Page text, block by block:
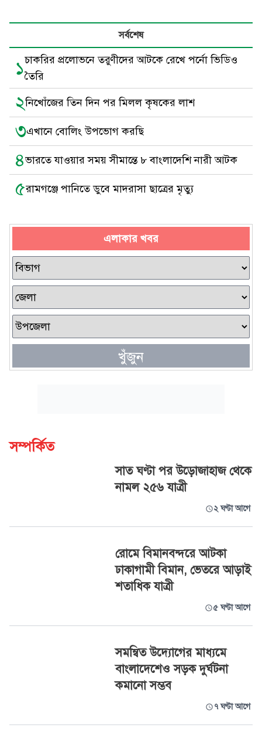
সর্বশেষ
১চাকরির প্রলোভনে তরুণীদের আটকে রেখে পর্নো ভিডিও
তৈরি
২নিখোঁজের তিন দিন পর মিলল কৃষকের লাশ
৩এখানে বোলিং উপভোগ করছি
৪ভারতে যাওয়ার সময় সীমান্তে ৮ বাংলাদেশি নারী আটক
৫রামগঞ্জে পানিতে ডুবে মাদরাসা ছাত্রের মৃত্যু
এলাকার খবর
খুঁজুন
সম্পর্কিত
সাত ঘণ্টা পর উড়োজাহাজ থেকে
নামল ২৫৬ যাত্রী
২ ঘণ্টা আগে
রোমে বিমানবন্দরে আটকা
ঢাকাগামী বিমান, ভেতরে আড়াই
শতাধিক যাত্রী
৫ ঘণ্টা আগে
সমন্বিত উদ্যোগের মাধ্যমে
বাংলাদেশেও সড়ক দুর্ঘটনা
কমানো সম্ভব
৭ ঘণ্টা আগে